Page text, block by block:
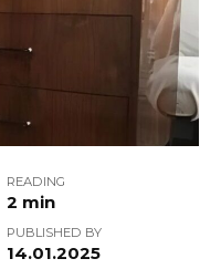
READING
2 min
PUBLISHED BY
14.01.2025